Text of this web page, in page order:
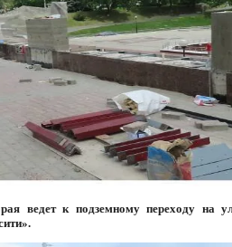
ведет к подземному переходу на